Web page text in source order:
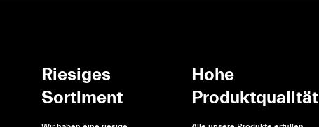
Riesiges
Sortiment
Hohe
Produktqualität